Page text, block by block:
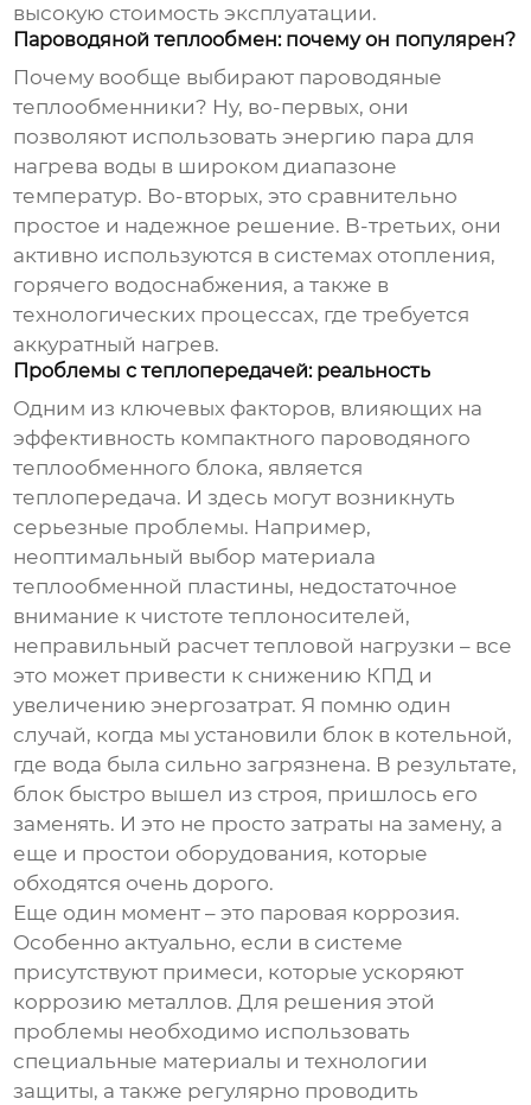
высокую стоимость эксплуатации.
Пароводяной теплообмен: почему он популярен?
Почему вообще выбирают пароводяные
теплообменники? Ну, во-первых, они
позволяют использовать энергию пара для
нагрева воды в широком диапазоне
температур. Во-вторых, это сравнительно
простое и надежное решение. В-третьих, они
активно используются в системах отопления,
горячего водоснабжения, а также в
технологических процессах, где требуется
аккуратный нагрев.
Проблемы с теплопередачей: реальность
Одним из ключевых факторов, влияющих на
эффективность компактного пароводяного
теплообменного блока, является
теплопередача. И здесь могут возникнуть
серьезные проблемы. Например,
неоптимальный выбор материала
теплообменной пластины, недостаточное
внимание к чистоте теплоносителей,
неправильный расчет тепловой нагрузки – все
это может привести к снижению КПД и
увеличению энергозатрат. Я помню один
случай, когда мы установили блок в котельной,
где вода была сильно загрязнена. В результате,
блок быстро вышел из строя, пришлось его
заменять. И это не просто затраты на замену, а
еще и простои оборудования, которые
обходятся очень дорого.
Еще один момент – это паровая коррозия.
Особенно актуально, если в системе
присутствуют примеси, которые ускоряют
коррозию металлов. Для решения этой
проблемы необходимо использовать
специальные материалы и технологии
защиты, а также регулярно проводить